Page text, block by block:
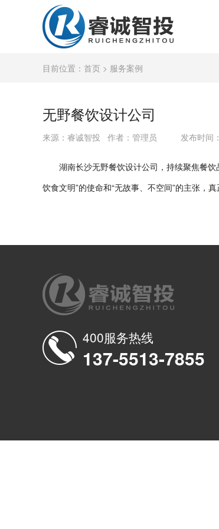
目前位置： 首页 > 服务案例
无野餐饮设计公司
来源：睿诚智投 作者：管理员 发布时间
湖南长沙无野餐饮设计公司，持续聚焦餐
饮食文明”的使命和“无故事、不空间”的主张
400服务热线
137-5513-7855